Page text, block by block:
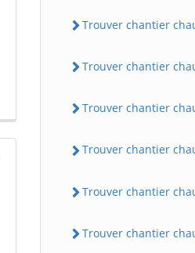
Trouver chantier
Trouver chantier
Trouver chantier
Trouver chantier
Trouver chantier
Trouver chantier